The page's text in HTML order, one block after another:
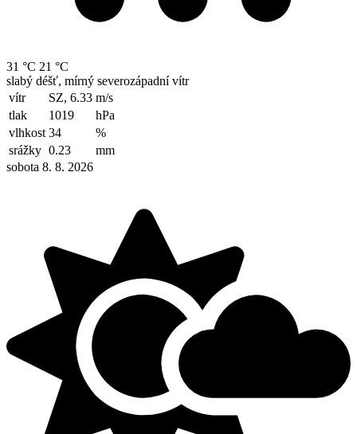
31 °C 21 °C
slabý déšť, mírný severozápadní vítr
vítr
SZ, 6.33 m/s
tlak
1019
hPa
vlhkost 34
%
srážky 0.23
mm
sobota 8. 8. 2026